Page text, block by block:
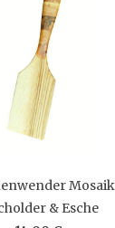
Mosaik
& Esche